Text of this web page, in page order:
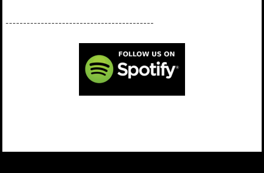
------------------------------------------